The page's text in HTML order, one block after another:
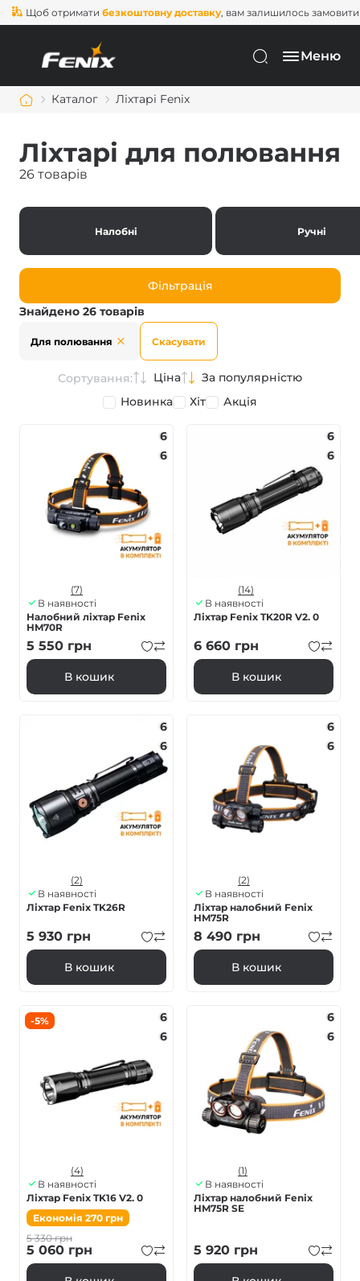
отриматибезкоштовну доставку, вам залишилось замовити ще на
Меню
Каталог Ліхтарі Fenix
Ліхтарі для полювання
26 товарів
Налобні Ручні
Фільтрація
Знайдено 26 товарів
Для полювання Скасувати
Сортування: Ціна
За популярністю
Новинка
Хіт Акція
6
6
(7)
В наявності
Налобний ліхтар Fenix
HM70R
5 550 грн
В кошик
6
6
(14)
В наявності
Ліхтар Fenix TK20R V2. 0
6 660 грн
В кошик
6
6
(2)
В наявності
Ліхтар Fenix TK26R
5 930 грн
В кошик
6
6
(2)
В наявності
Ліхтар налобний Fenix
HM75R
8 490 грн
В кошик
-5%
6
6
(4)
В наявності
Ліхтар Fenix TK16 V2. 0
Економія 270 грн
5 330грн
5 060 грн
6
6
(1)
В наявності
Ліхтар налобний Fenix
HM75R SE
5 920 грн